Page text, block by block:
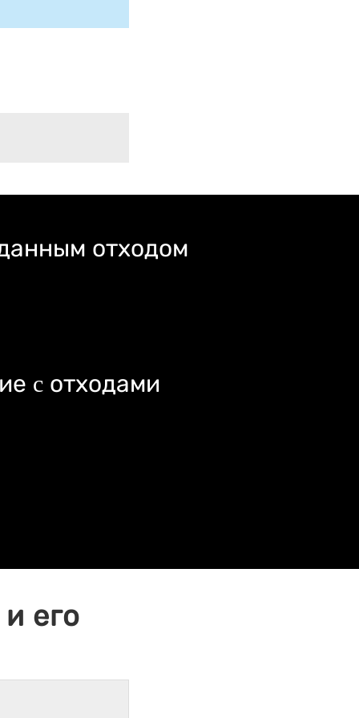
отходом
c отходами
его